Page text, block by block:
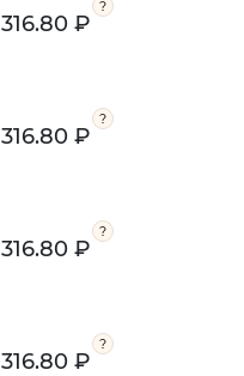
316.80 ₽
316.80 ₽
316.80 ₽
316.80 ₽